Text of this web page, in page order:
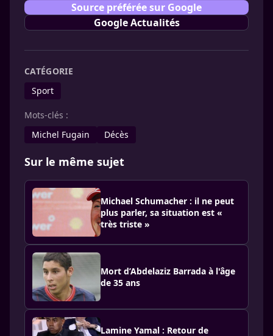
Source préférée sur Google
Google Actualités
CATÉGORIE
Sport
Mots-clés :
Michel Fugain
Décès
Sur le même sujet
Michael Schumacher : il ne peut
plus parler, sa situation est «
très triste »
Mort d’Abdelaziz Barrada à l'âge
de 35 ans
Lamine Yamal : Retour de